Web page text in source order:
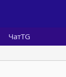
ЧатTG